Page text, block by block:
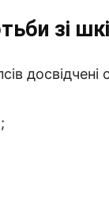
зі
досвідчені